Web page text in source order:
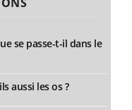
se passe-t-il dans le
aussi les os ?